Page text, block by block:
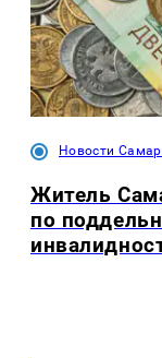
Новости
Житель
по